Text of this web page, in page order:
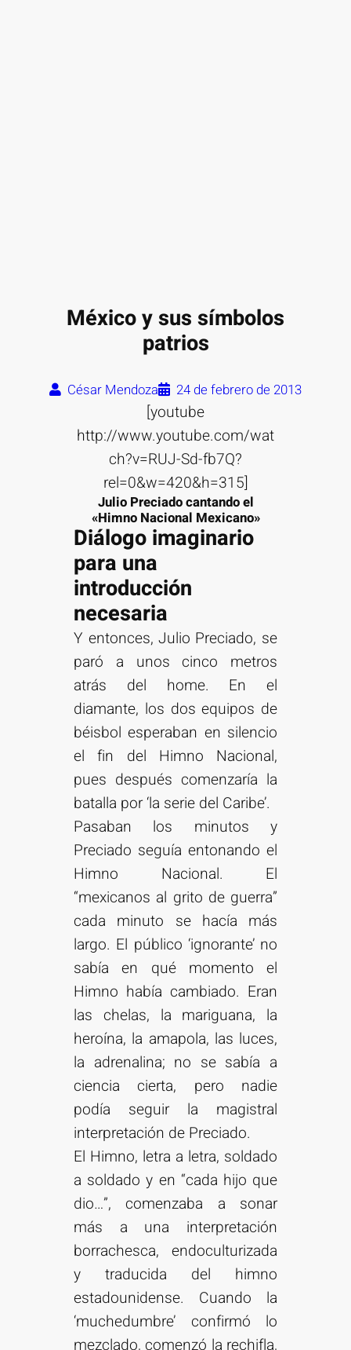
México y sus símbolos
patrios
César Mendoza 24 de febrero de 2013
[youtube
http://www.youtube.com/wat
ch?v=RUJ-Sd-fb7Q?
rel=0&w=420&h=315]
Julio Preciado cantando el
«Himno Nacional Mexicano»
Diálogo imaginario
para una
introducción
necesaria
Y entonces, Julio Preciado, se
paró a unos cinco metros
atrás del home. En el
diamante, los dos equipos de
béisbol esperaban en silencio
el fin del Himno Nacional,
pues después comenzaría la
batalla por ‘la serie del Caribe’.
Pasaban los minutos y
Preciado seguía entonando el
Himno Nacional. El
“mexicanos al grito de guerra”
cada minuto se hacía más
largo. El público ‘ignorante’ no
sabía en qué momento el
Himno había cambiado. Eran
las chelas, la mariguana, la
heroína, la amapola, las luces,
la adrenalina; no se sabía a
ciencia cierta, pero nadie
podía seguir la magistral
interpretación de Preciado.
El Himno, letra a letra, soldado
a soldado y en “cada hijo que
dio…”, comenzaba a sonar
más a una interpretación
borrachesca, endoculturizada
y traducida del himno
estadounidense. Cuando la
‘muchedumbre’ confirmó lo
mezclado, comenzó la rechifla,